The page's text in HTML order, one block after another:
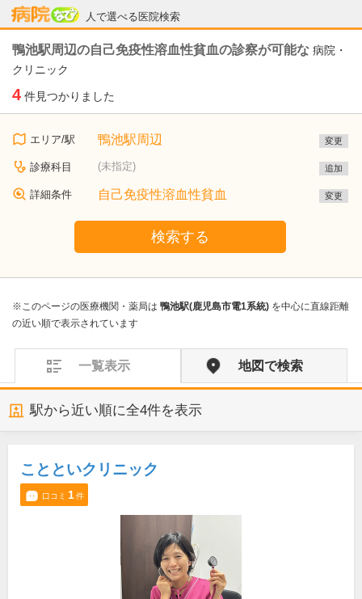
人で選べる医院検索
病院なび
鴨池駅周辺の自己免疫性溶血性貧血の診察が可能な 病院・
クリニック
4 件見つかりました
エリア/駅 鴨池駅周辺 変更
診療科目 (未指定) 追加
詳細条件 自己免疫性溶血性貧血 変更
検索する
※このページの医療機関・薬局は 鴨池駅(鹿児島市電1系統) を中心に直線距離
の近い順で表示されています
一覧表示 地図で検索
駅から近い順に全4件を表示
ことといクリニック
口コミ 1件